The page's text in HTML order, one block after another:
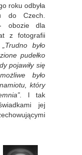
roku odbyła
do Czech.
obozie dla
z fotografii
„Trudno było
pudełko
pojawiły się
było
który
I tak
jej